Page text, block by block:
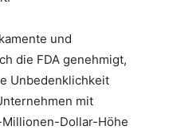
und
die FDA genehmigt,
Unbedenklichkeit
mit
Dollar-Höhe